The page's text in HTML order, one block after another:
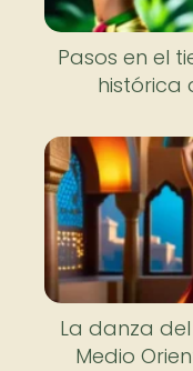
Pasos en el
histórica
La danza
Medio